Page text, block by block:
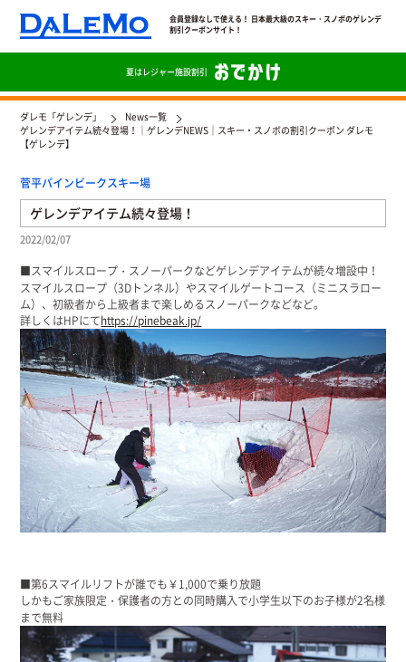
会員登録なしで使える！ 日本最大級のスキー・スノボのゲレンデ
割引クーポンサイト！
夏はレジャー施設割引
ダレモ「ゲレンデ」
News一覧
ゲレンデアイテム続々登場！｜ゲレンデNEWS｜スキー・スノボの割引クーポン ダレモ
【ゲレンデ】
菅平パインビークスキー場
ゲレンデアイテム続々登場！
2022/02/07
■スマイルスロープ・スノーパークなどゲレンデアイテムが続々増設中！
スマイルスロープ（3Dトンネル）やスマイルゲートコース（ミニスラロー
ム）、初級者から上級者まで楽しめるスノーパークなどなど。
詳しくはHPにてhttps://pinebeak.jp/
■第6スマイルリフトが誰でも￥1,000で乗り放題
しかもご家族限定・保護者の方との同時購入で小学生以下のお子様が2名様
まで無料